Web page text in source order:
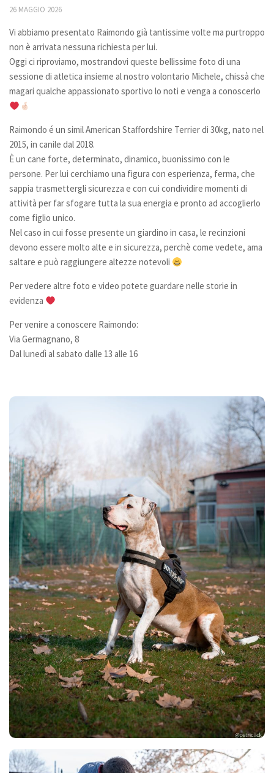
I volontari
News
Eventi
I nostri ospiti
Cani
Cani taglia grande
Cani taglia media
Cani taglia piccola
Gatti
Sostienici
Diventa volontario
Diventa socio
Donazioni
Galleria
Video
26 MAGGIO 2026
Vi abbiamo presentato Raimondo già tantissime volte ma purtroppo
non è arrivata nessuna richiesta per lui.
Oggi ci riproviamo, mostrandovi queste bellissime foto di una
sessione di atletica insieme al nostro volontario Michele, chissà che
magari qualche appassionato sportivo lo noti e venga a conoscerlo
Raimondo é un simil American Staffordshire Terrier di 30kg, nato nel
2015, in canile dal 2018.
È un cane forte, determinato, dinamico, buonissimo con le
persone. Per lui cerchiamo una figura con esperienza, ferma, che
sappia trasmettergli sicurezza e con cui condividire momenti di
attività per far sfogare tutta la sua energia e pronto ad accoglierlo
come figlio unico.
Nel caso in cui fosse presente un giardino in casa, le recinzioni
devono essere molto alte e in sicurezza, perchè come vedete, ama
saltare e può raggiungere altezze notevoli
Per vedere altre foto e video potete guardare nelle storie in
evidenza
Per venire a conoscere Raimondo:
Via Germagnano, 8
Dal lunedì al sabato dalle 13 alle 16